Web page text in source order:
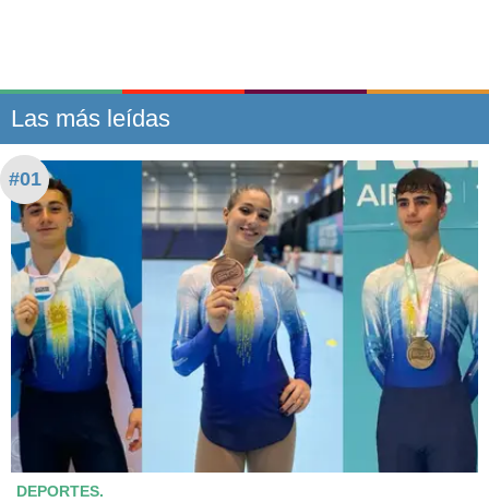
Las más leídas
#01
DEPORTES.